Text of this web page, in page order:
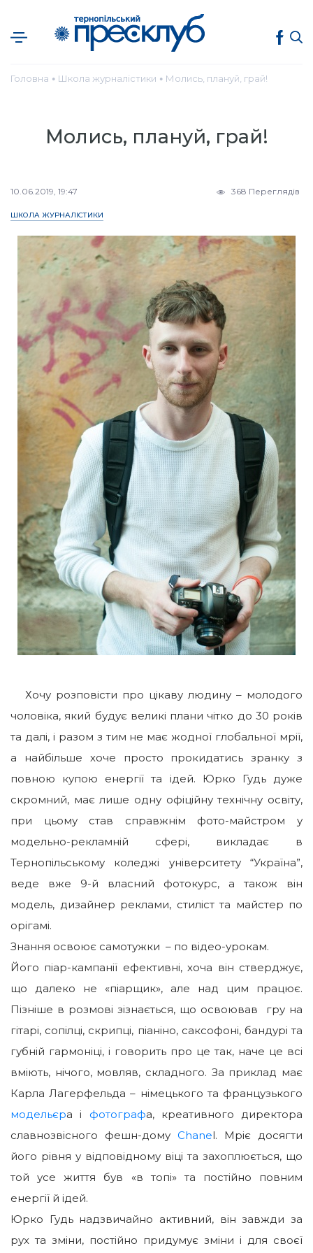
Головна ● Школа журналістики ● Молись, плануй, грай!
Молись, плануй, грай!
10.06.2019, 19:47 368 Переглядів
ШКОЛА ЖУРНАЛІСТИКИ
Хочу розповісти про цікаву людину – молодого
чоловіка, який будує великі плани чітко до 30 років
та далі, і разом з тим не має жодної глобальної мрії,
а найбільше хоче просто прокидатись зранку з
повною купою енергії та ідей. Юрко Гудь дуже
скромний, має лише одну офіційну технічну освіту,
при цьому став справжнім фото-майстром у
модельно-рекламній сфері, викладає в
Тернопільському коледжі університету “Україна”,
веде вже 9-й власний фотокурс, а також він
модель, дизайнер реклами, стиліст та майстер по
орігамі.
Знання освоює самотужки – по відео-урокам.
Його піар-кампанії ефективні, хоча він стверджує,
що далеко не «піарщик», але над цим працює.
Пізніше в розмові зізнається, що освоював гру на
гітарі, сопілці, скрипці, піаніно, саксофоні, бандурі та
губній гармоніці, і говорить про це так, наче це всі
вміють, нічого, мовляв, складного. За приклад має
Карла Лагерфельда – німецького та французького
модельєра і фотографа, креативного директора
славнозвісного фешн-дому Chanel. Мріє досягти
його рівня у відповідному віці та захоплюється, що
той усе життя був «в топі» та постійно повним
енергії й ідей.
Юрко Гудь надзвичайно активний, він завжди за
рух та зміни, постійно придумує зміни і для своєї